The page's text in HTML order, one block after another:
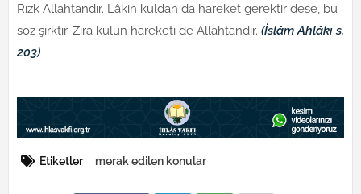
Rızk Allahtandır. Lâkin kuldan da hareket gerektir dese, bu
söz şirktir. Zira kulun hareketi de Allahtandır. (İslâm Ahlâkı s.
203)
Etiketler merak edilen konular